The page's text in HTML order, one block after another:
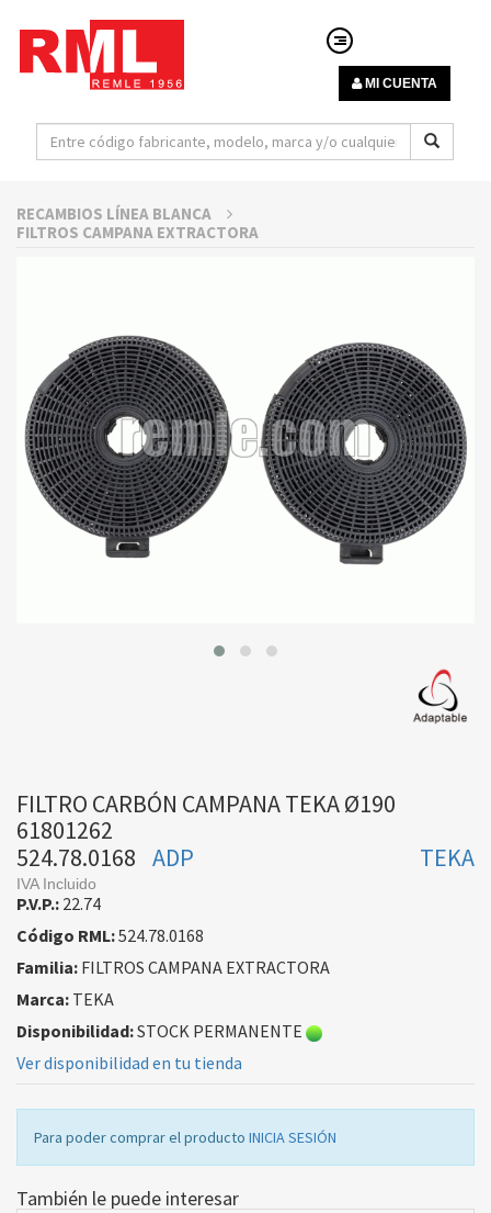
MI CUENTA
RECAMBIOS LÍNEA BLANCA
FILTROS CAMPANA EXTRACTORA
FILTRO CARBÓN CAMPANA TEKA Ø190
61801262
524.78.0168
TEKA
ADP
IVA Incluido
P.V.P.: 22.74
Código RML:524.78.0168
Familia: FILTROS CAMPANA EXTRACTORA
Marca: TEKA
Disponibilidad:STOCK PERMANENTE
Ver disponibilidad en tu tienda
Para poder comprar el producto INICIA SESIÓN
También le puede interesar